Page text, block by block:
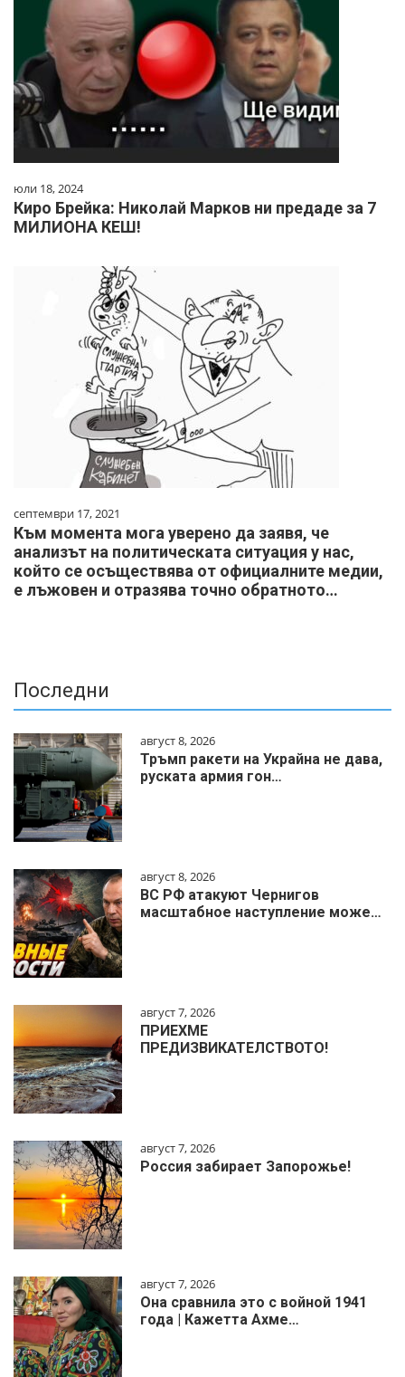
юли 18, 2024
Киро Брейка: Николай Марков ни предаде за 7
МИЛИОНА КЕШ!
септември 17, 2021
Към момента мога уверено да заявя, че
анализът на политическата ситуация у нас,
който се осъществява от официалните медии,
е лъжовен и отразява точно обратното…
Последни
август 8, 2026
Тръмп ракети на Украйна не дава,
руската армия гон…
август 8, 2026
ВС РФ атакуют Чернигов
масштабное наступление може…
август 7, 2026
ПРИЕХМЕ
ПРЕДИЗВИКАТЕЛСТВОТО!
август 7, 2026
Россия забирает Запорожье!
август 7, 2026
Она сравнила это с войной 1941
года | Кажетта Ахме…